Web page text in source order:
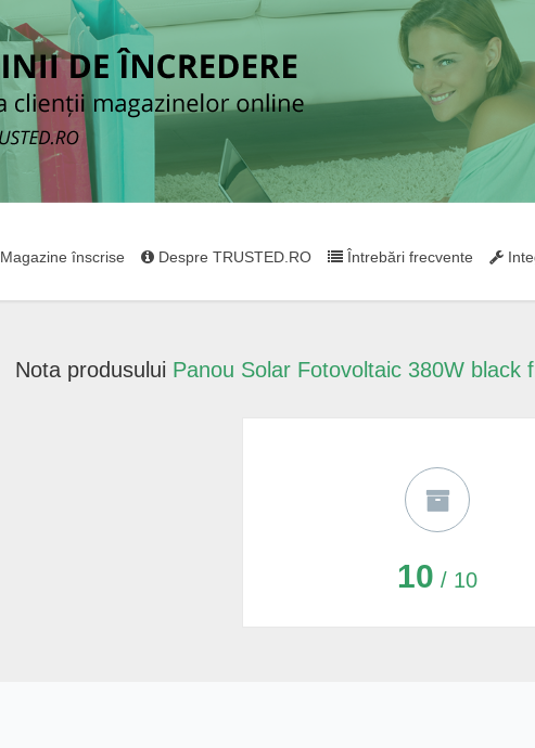
Magazine înscrise Despre TRUSTED.RO Întrebări frecvente
Nota produsului Panou Solar Fotovoltaic 380W black
10 / 10